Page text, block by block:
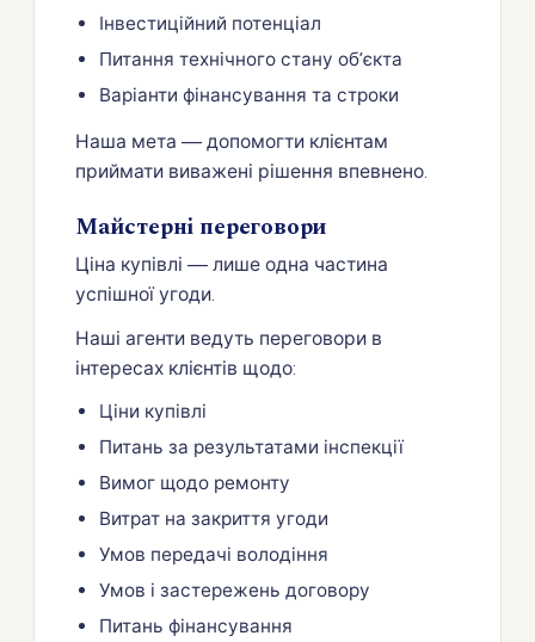
Інвестиційний потенціал
Питання технічного стану об’єкта
Варіанти фінансування та строки
Наша мета — допомогти клієнтам
приймати виважені рішення впевнено.
Майстерні переговори
Ціна купівлі — лише одна частина
успішної угоди.
Наші агенти ведуть переговори в
інтересах клієнтів щодо:
Ціни купівлі
Питань за результатами інспекції
Вимог щодо ремонту
Витрат на закриття угоди
Умов передачі володіння
Умов і застережень договору
Питань фінансування